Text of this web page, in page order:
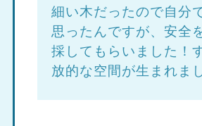
細い木だったので自分
思ったんですが、安全
採してもらいました！
放的な空間が生まれま